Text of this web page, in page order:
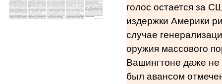
голос остается за
издержки Америки
случае
оружия массового
Вашингтоне даже не
был авансом